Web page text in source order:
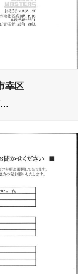
幸区
…